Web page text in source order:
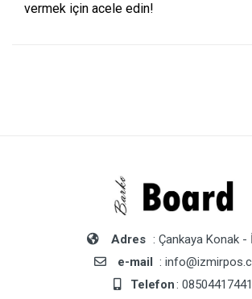
vermek için acele edin!
Adres : Çankaya Konak -
e-mail :
Telefon: 08504417441